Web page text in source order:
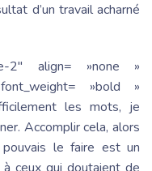
d’un travail acharné
2″ align= »none »
»bold »
les mots, je
Accomplir cela, alors
le faire est un